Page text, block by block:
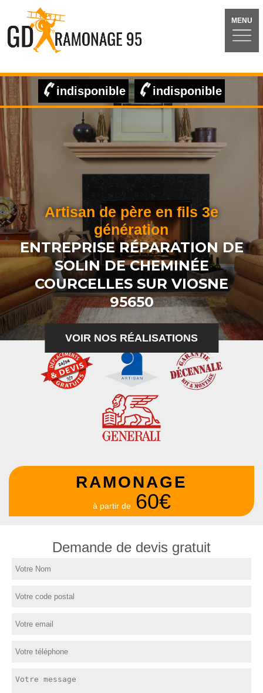
MENU
indisponible indisponible
Artisan de père en fils 3e
génération
ENTREPRISE RÉPARATION DE
SOLIN DE CHEMINÉE
COURCELLES SUR VIOSNE
95650
VOIR NOS RÉALISATIONS
RAMONAGE
à partir de 60€
Demande de devis gratuit